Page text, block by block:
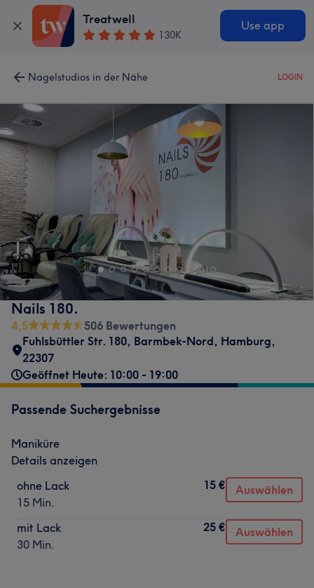
Treatwell
130K
Use app
Nagelstudios in der Nähe LOGIN
Nails 180.
4,5
506 Bewertungen
Fuhlsbüttler Str. 180, Barmbek-Nord, Hamburg,
22307
Geöffnet Heute: 10:00 - 19:00
Passende Suchergebnisse
Maniküre
Details anzeigen
ohne Lack
15 Min.
15 € Auswählen
mit Lack
30 Min.
25 € Auswählen